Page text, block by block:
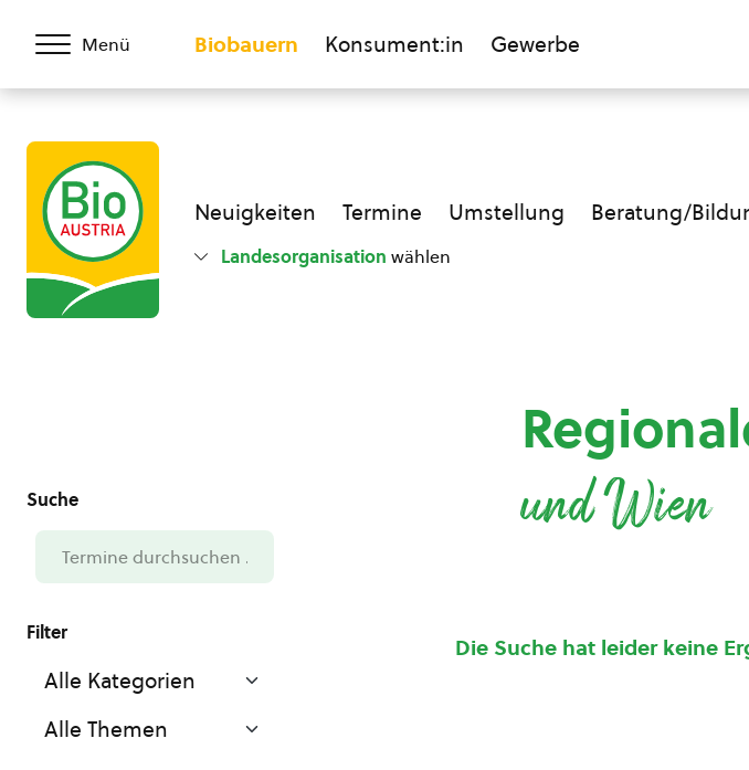
Menü Biobauern Konsument:in Gewerbe
Neuigkeiten Termine Umstellung Beratung/
Landesorganisation wählen
und Wien
Die Suche hat leider keine